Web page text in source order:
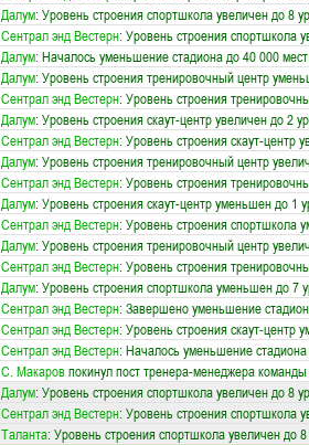
Далум: Уровень строения спортшкола увеличен до 8
Сентрал энд Вестерн: Уровень строения спортшкола
Далум: Началось уменьшение стадиона до 40 000 мест
Далум: Уровень строения тренировочный центр
Сентрал энд Вестерн: Уровень строения
Далум: Уровень строения скаут-центр увеличен до 2
Сентрал энд Вестерн: Уровень строения скаут-центр
Далум: Уровень строения тренировочный центр
Сентрал энд Вестерн: Уровень строения
Далум: Уровень строения скаут-центр уменьшен до 1
Сентрал энд Вестерн: Уровень строения спортшкола
Далум: Уровень строения тренировочный центр
Сентрал энд Вестерн: Уровень строения
Далум: Уровень строения спортшкола уменьшен до 7
Сентрал энд Вестерн: Завершено уменьшение
Сентрал энд Вестерн: Уровень строения скаут-центр
Сентрал энд Вестерн: Началось уменьшение
С. Макаровпокинул пост тренера-менеджера команды
Далум: Уровень строения спортшкола увеличен до 8
Сентрал энд Вестерн: Уровень строения спортшкола
Таланта: Уровень строения спортшкола увеличен до